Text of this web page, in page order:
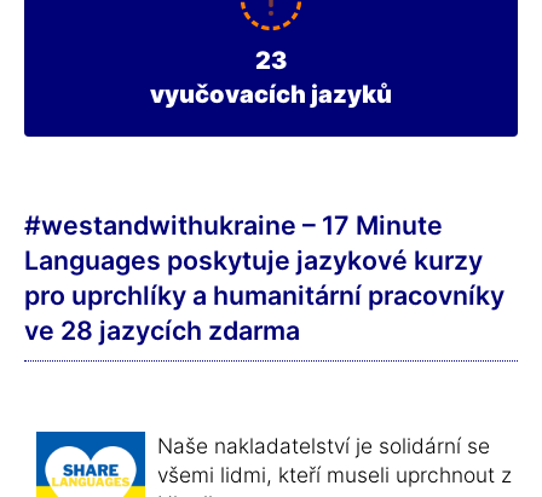
23
vyučovacích jazyků
#westandwithukraine – 17 Minute
Languages poskytuje jazykové kurzy
pro uprchlíky a humanitární pracovníky
ve 28 jazycích zdarma
Naše nakladatelství je solidární se
všemi lidmi, kteří museli uprchnout z